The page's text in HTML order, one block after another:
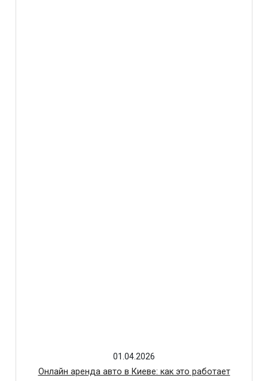
01.04.2026
Онлайн аренда авто в Киеве: как это работает